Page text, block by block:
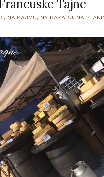
Tajne
NA SAJMU, NA BAZARU, NA